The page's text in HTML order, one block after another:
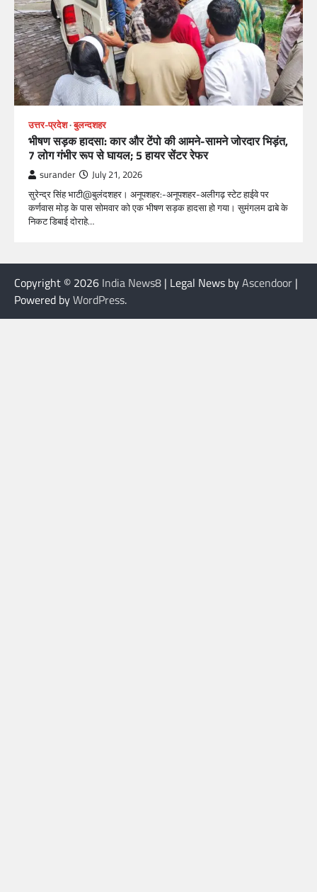
उत्तर-प्रदेश बुलन्दशहर
भीषण सड़क हादसा: कार और टेंपो की आमने-सामने जोरदार भिड़ंत,
7 लोग गंभीर रूप से घायल; 5 हायर सेंटर रेफर​
surander July 21, 2026
सुरेन्द्र सिंह भाटी@बुलंदशहर। अनूपशहर:-अनूपशहर-अलीगढ़ स्टेट हाईवे पर
कर्णवास मोड़ के पास सोमवार को एक भीषण सड़क हादसा हो गया। सुमंगलम ढाबे के
निकट डिबाई दोराहे…
Copyright © 2026 India News8 | Legal News byAscendoor |
Powered byWordPress.